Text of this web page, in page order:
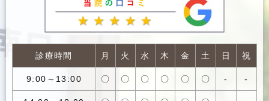
診療時間 月 火 水 木 金 土 日 祝
9:00～13:00 〇 〇 〇 〇 〇 〇 - -